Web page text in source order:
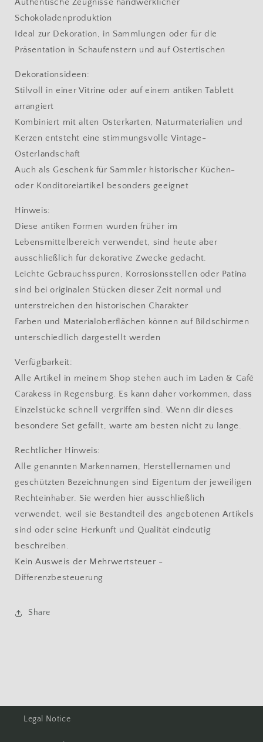
Schokoladenproduktion
Ideal zur Dekoration, in Sammlungen oder für die
Präsentation in Schaufenstern und auf Ostertischen
Dekorationsideen:
Stilvoll in einer Vitrine oder auf einem antiken Tablett
arrangiert
Kombiniert mit alten Osterkarten, Naturmaterialien und
Kerzen entsteht eine stimmungsvolle Vintage-
Osterlandschaft
Auch als Geschenk für Sammler historischer Küchen-
oder Konditoreiartikel besonders geeignet
Hinweis:
Diese antiken Formen wurden früher im
Lebensmittelbereich verwendet, sind heute aber
ausschließlich für dekorative Zwecke gedacht.
Leichte Gebrauchsspuren, Korrosionsstellen oder Patina
sind bei originalen Stücken dieser Zeit normal und
unterstreichen den historischen Charakter
Farben und Materialoberflächen können auf Bildschirmen
unterschiedlich dargestellt werden
Verfügbarkeit:
Alle Artikel in meinem Shop stehen auch im Laden & Café
Carakess in Regensburg. Es kann daher vorkommen, dass
Einzelstücke schnell vergriffen sind. Wenn dir dieses
besondere Set gefällt, warte am besten nicht zu lange.
Rechtlicher Hinweis:
Alle genannten Markennamen, Herstellernamen und
geschützten Bezeichnungen sind Eigentum der jeweiligen
Rechteinhaber. Sie werden hier ausschließlich
verwendet, weil sie Bestandteil des angebotenen Artikels
sind oder seine Herkunft und Qualität eindeutig
beschreiben.
Kein Ausweis der Mehrwertsteuer -
Differenzbesteuerung
Share
Legal Notice